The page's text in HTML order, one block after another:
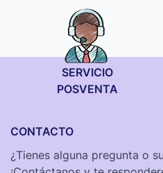
SERVICIO
POSVENTA
CONTACTO
¿Tienes alguna pregunta o